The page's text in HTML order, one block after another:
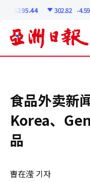
6295.44 302.82 -4.59%
食品外卖新
Korea、
品
曺在滢 기자